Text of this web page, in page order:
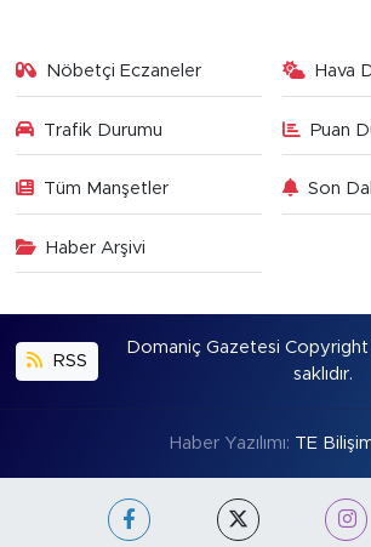
Nöbetçi Eczaneler Hava
Trafik Durumu Puan
Tüm Manşetler Son
Haber Arşivi
RSS
Domaniç Gazetesi Copyright
saklıdır.
Haber Yazılımı: TE